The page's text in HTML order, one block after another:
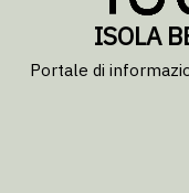
ISOLA
Portale di